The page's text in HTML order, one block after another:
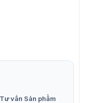
ảnh trong các
báo dựa trên danh
vấn Sản phẩm